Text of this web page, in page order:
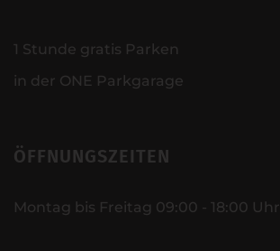
1 Stunde gratis Parken
in der ONE Parkgarage
ÖFFNUNGSZEITEN
Montag bis Freitag 09:00 - 18:00 Uhr